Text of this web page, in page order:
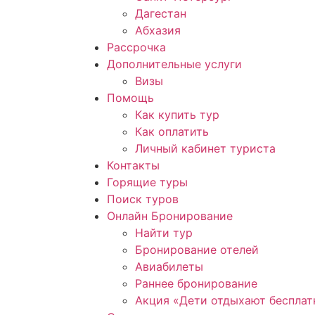
Дагестан
Абхазия
Рассрочка
Дополнительные услуги
Визы
Помощь
Как купить тур
Как оплатить
Личный кабинет туриста
Контакты
Горящие туры
Поиск туров
Онлайн Бронирование
Найти тур
Бронирование отелей
Авиабилеты
Раннее бронирование
Акция «Дети отдыхают